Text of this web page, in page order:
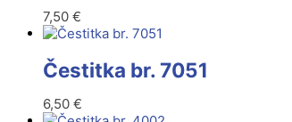
7,50 €
Čestitka br. 7051
6,50 €